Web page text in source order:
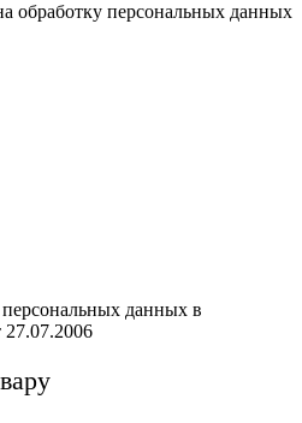
обработку персональных данных
данных в